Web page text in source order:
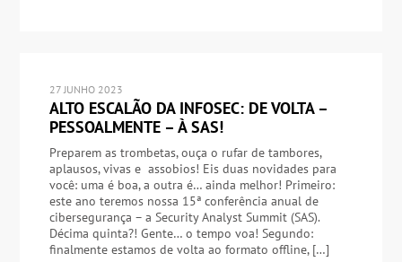
27 JUNHO 2023
ALTO ESCALÃO DA INFOSEC: DE VOLTA –
PESSOALMENTE – À SAS!
Preparem as trombetas, ouça o rufar de tambores,
aplausos, vivas e assobios! Eis duas novidades para
você: uma é boa, a outra é… ainda melhor! Primeiro:
este ano teremos nossa 15ª conferência anual de
cibersegurança – a Security Analyst Summit (SAS).
Décima quinta?! Gente… o tempo voa! Segundo:
finalmente estamos de volta ao formato offline, […]